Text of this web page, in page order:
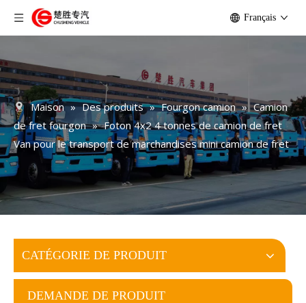
Français
Maison » Des produits » Fourgon camion » Camion
de fret fourgon » Foton 4x2 4 tonnes de camion de fret
Van pour le transport de marchandises mini camion de fret
CATÉGORIE DE PRODUIT
DEMANDE DE PRODUIT